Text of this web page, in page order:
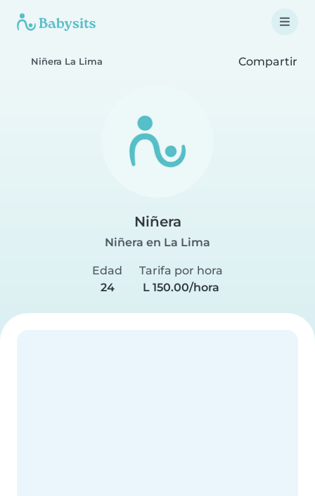
Niñera La Lima Compartir
Niñera
Niñera en La Lima
Edad
24
Tarifa por hora
L 150.00/hora